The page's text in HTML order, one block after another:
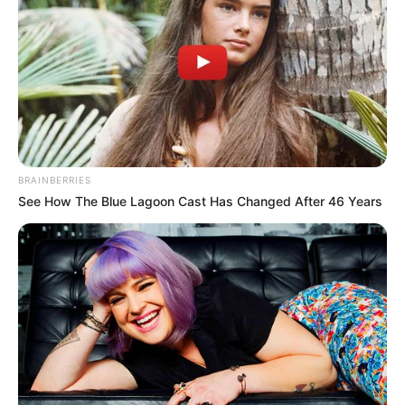
Dalam kanal Youtube barunya ini, ia memainkan game terkenal
seperti Fortnite, Far Cry, Overwatch, Grand Theft Auto, Destiny,
Halo dan The Division. Selain itu, ia juga memberikan video lain
seperti video reaction.
BRAINBERRIES
See How The Blue Lagoon Cast Has Changed After 46 Years